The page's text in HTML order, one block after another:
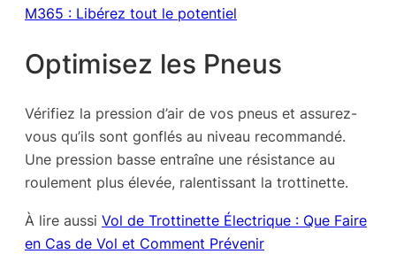
M365 : Libérez tout le potentiel
Optimisez les Pneus
Vérifiez la pression d’air de vos pneus et assurez-
vous qu’ils sont gonflés au niveau recommandé.
Une pression basse entraîne une résistance au
roulement plus élevée, ralentissant la trottinette.
À lire aussi Vol de Trottinette Électrique : Que Faire
en Cas de Vol et Comment Prévenir